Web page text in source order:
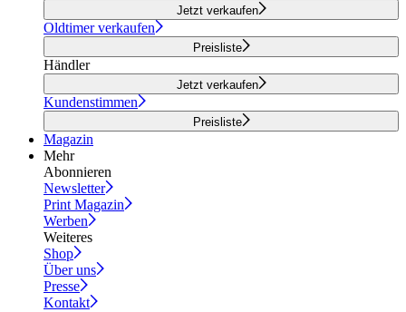
Jetzt verkaufen
Oldtimer verkaufen
Preisliste
Händler
Jetzt verkaufen
Kundenstimmen
Preisliste
Magazin
Mehr
Abonnieren
Newsletter
Print Magazin
Werben
Weiteres
Shop
Über uns
Presse
Kontakt